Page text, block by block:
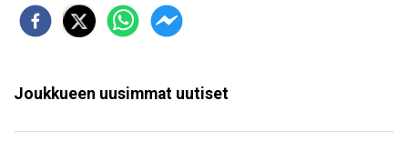
Joukkueen uusimmat uutiset